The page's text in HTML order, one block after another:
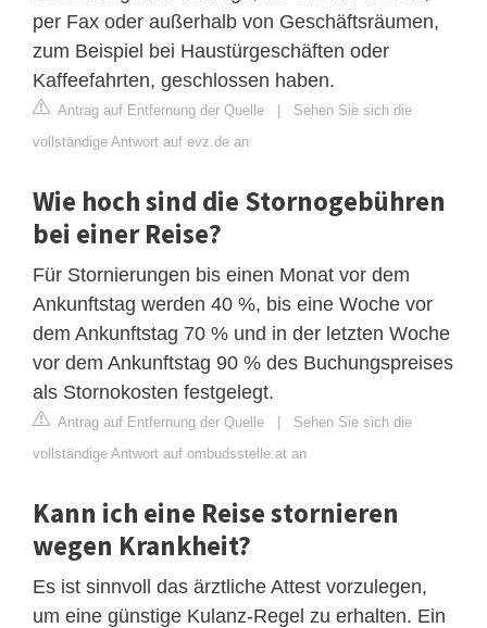
per Fax oder außerhalb von Geschäftsräumen,
zum Beispiel bei Haustürgeschäften oder
Kaffeefahrten, geschlossen haben.
Antrag auf Entfernung der Quelle | Sehen Sie sich die
vollständige Antwort auf evz.de an
Wie hoch sind die Stornogebühren
bei einer Reise?
Für Stornierungen bis einen Monat vor dem
Ankunftstag werden 40 %, bis eine Woche vor
dem Ankunftstag 70 % und in der letzten Woche
vor dem Ankunftstag 90 % des Buchungspreises
als Stornokosten festgelegt.
Antrag auf Entfernung der Quelle | Sehen Sie sich die
vollständige Antwort auf ombudsstelle.at an
Kann ich eine Reise stornieren
wegen Krankheit?
Es ist sinnvoll das ärztliche Attest vorzulegen,
um eine günstige Kulanz-Regel zu erhalten. Ein